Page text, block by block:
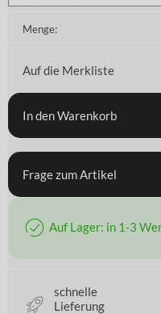
Menge:
Auf die Merkliste
In den Warenkorb
Frage zum Artikel
Auf Lager: in 1-3
schnelle
Lieferung